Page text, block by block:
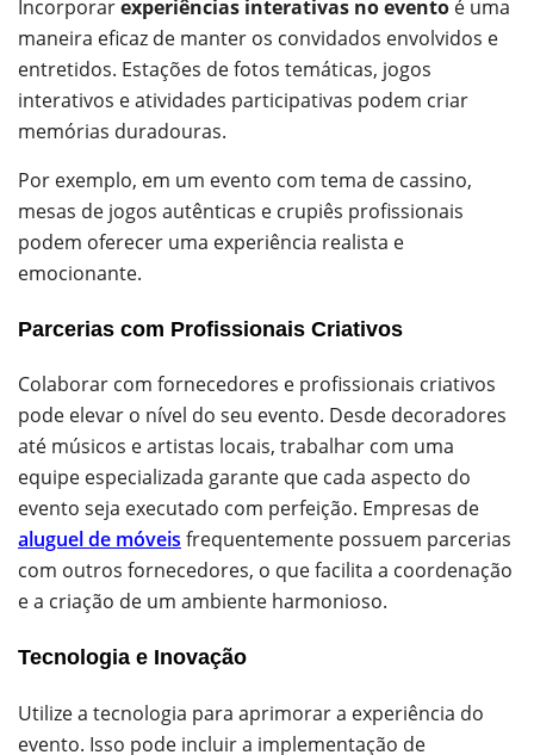
Incorporarexperiências interativas no evento é uma
maneira eficaz de manter os convidados envolvidos e
entretidos. Estações de fotos temáticas, jogos
interativos e atividades participativas podem criar
memórias duradouras.
Por exemplo, em um evento com tema de cassino,
mesas de jogos autênticas e crupiês profissionais
podem oferecer uma experiência realista e
emocionante.
Parcerias com Profissionais Criativos
Colaborar com fornecedores e profissionais criativos
pode elevar o nível do seu evento. Desde decoradores
até músicos e artistas locais, trabalhar com uma
equipe especializada garante que cada aspecto do
evento seja executado com perfeição. Empresas de
aluguel de móveis frequentemente possuem parcerias
com outros fornecedores, o que facilita a coordenação
e a criação de um ambiente harmonioso.
Tecnologia e Inovação
Utilize a tecnologia para aprimorar a experiência do
evento. Isso pode incluir a implementação de